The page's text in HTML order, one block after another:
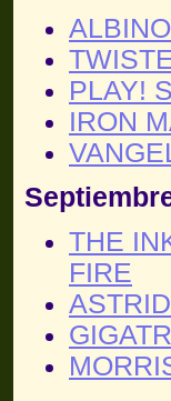
PLAY!
IRON
THE
FIRE